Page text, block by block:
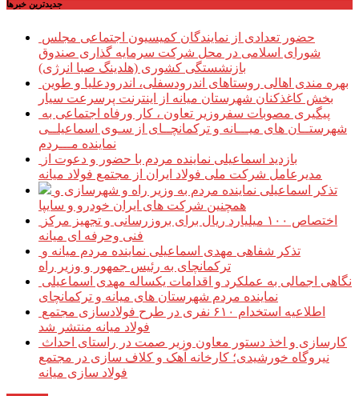
جديدترين خبرها
شورای اسلامی در محل شرکت سرمایه گذاری صندوق
بازنشستگی کشوری (هلدینگ صبا انرژی)
بخش کاغذکنان شهرستان میانه از اینترنت پرسرعت سیار
شهرستــان های میـــانه و ترکمانچــای از سـوی اسماعیلــی
نماینده مـــردم
مدیرعامل شرکت ملی فولاد ایران از مجتمع فولاد میانه
همچنین شرکت های ایران خودرو و سایپا
فنی وحرفه ای میانه
ترکمانچای به رئیس جمهور و وزیر راه
نماینده مردم شهرستان های میانه و ترکمانچای
فولاد میانه منتشر شد
نیروگاه خورشیدی؛ کارخانه آهک و کلاف سازی در مجتمع
فولاد سازی میانه